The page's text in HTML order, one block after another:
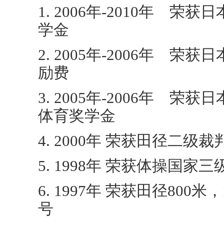
1. 2006年-2010年 荣获日
学金
2. 2005年-2006年 荣获日
励费
3. 2005年-2006年 荣获日
体育奖学金
4. 2000年 荣获田径二级裁
5. 1998年 荣获体操国家三
6. 1997年 荣获田径800米
号